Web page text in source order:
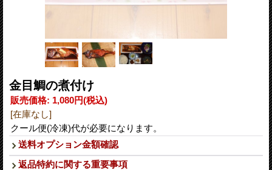
金目鯛の煮付け
販売価格: 1,080円(税込)
[在庫なし]
クール便(冷凍)代が必要になります。
送料オプション金額確認
返品特約に関する重要事項